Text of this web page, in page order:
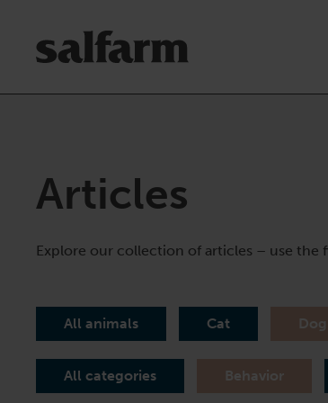
content
Articles
Explore our collection of articles – use the
All animals Cat Dog
All categories Behavior